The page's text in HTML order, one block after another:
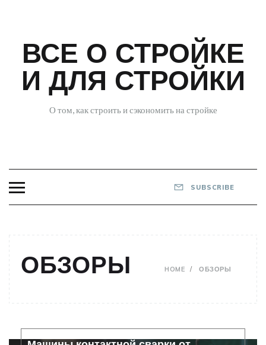
ВСЕ О СТРОЙКЕ
И ДЛЯ СТРОЙКИ
О том, как строить и сэкономить на стройке
SUBSCRIBE
ОБЗОРЫ HOME ОБЗОРЫ